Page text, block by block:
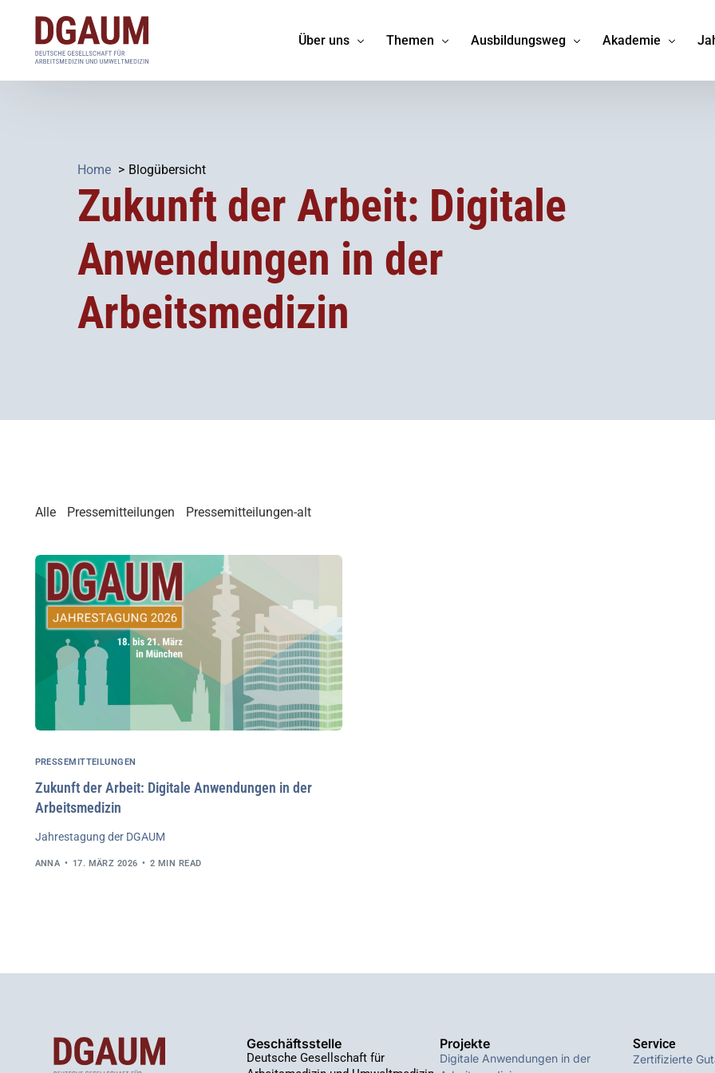
Über uns
Geschäftsstelle
Arbeitsgruppen
die-arbeitsmedizin.org
Ehrungen und Preise
Satzung
Ethikkodex Arbeitsmedizin
Themen
Prävention
Telematikinfrastruktur
Leitlinien
Impfen
Ausbildungsweg
Nachwuchsförderung
Stellenangebote
Akademie
Home Blogübersicht
Zukunft der Arbeit: Digitale
Anwendungen in der
Arbeitsmedizin
Alle Pressemitteilungen Pressemitteilungen-alt
PRESSEMITTEILUNGEN
Zukunft der Arbeit: Digitale Anwendungen in der
Arbeitsmedizin
Jahrestagung der DGAUM
ANNA 17. MÄRZ 2026 2 MIN READ
Geschäftsstelle
Deutsche Gesellschaft für
Projekte
Digitale Anwendungen in der
Service
Zertifizierte